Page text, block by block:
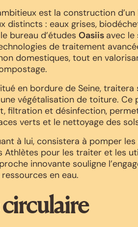
est la construction
distincts : eaux grises,
bureau d’études Oasiis avec le
de traitement
domestiques, tout en
en bordure de Seine, traitera
végétalisation de toiture. Ce
filtration et désinfection,
verts et le nettoyage des
à lui, consistera à pomper
Athlètes pour les traiter et les
innovante souligne
en eau.